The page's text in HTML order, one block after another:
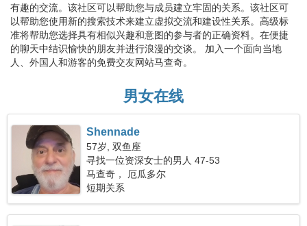
有趣的交流。该社区可以帮助您与成员建立牢固的关系。该社区可
以帮助您使用新的搜索技术来建立虚拟交流和建设性关系。高级标
准将帮助您选择具有相似兴趣和意图的参与者的正确资料。在便捷
的聊天中结识愉快的朋友并进行浪漫的交谈。 加入一个面向当地
人、外国人和游客的免费交友网站马查奇。
男女在线
Shennade
57岁, 双鱼座
寻找一位资深女士的男人 47-53
马查奇， 厄瓜多尔
短期关系